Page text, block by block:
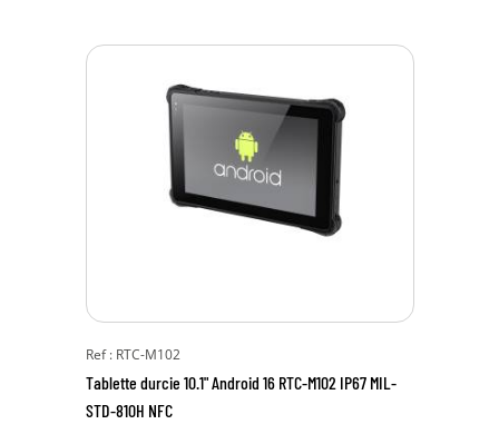
Ref : RTC-M102
Tablette durcie 10.1" Android 16 RTC-M102 IP67 MIL-
STD-810H NFC